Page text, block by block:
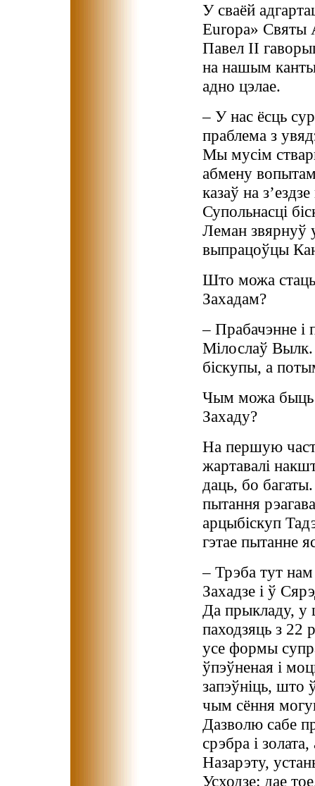
У сваёй
Europa» Святы
Павел ІІ
на нашым
адно цэлае.
– У нас ёсць
праблема з
Мы мусім
абмену
казаў на
Супольнасці
Леман звярнуў
выпрацоўцы
Што можа
Захадам?
– Прабачэнне і
Мілослаў Вылк.
біскупы, а
Чым можа быць
Захаду?
На першую
жартавалі
даць, бо
пытання
арцыбіскуп
гэтае пытанне
– Трэба тут нам
Захадзе і ў
Да прыкладу, у
паходзяць з 22
усе формы
ўпэўненая і
запэўніць, што
чым сёння
Дазволю сабе
срэбра і
Назарэту,
Усходзе: дае